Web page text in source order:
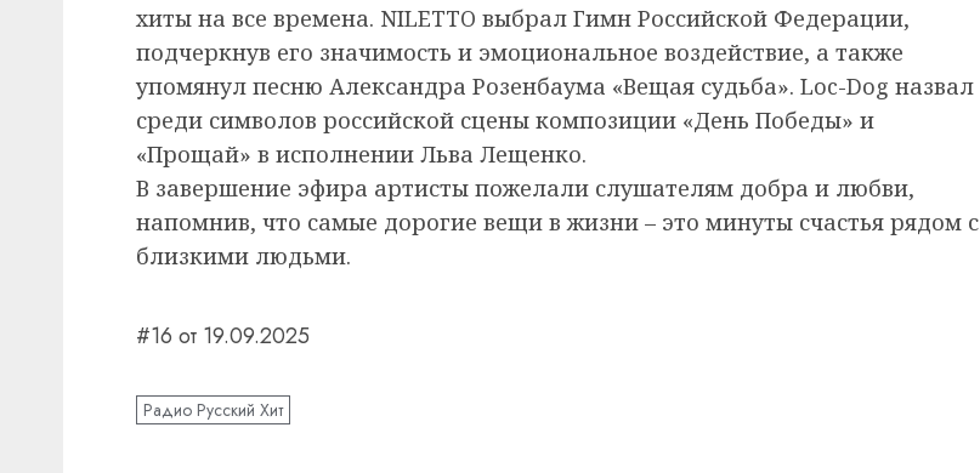
хиты на все времена. NILETTO выбрал Гимн Российской Федерации,
подчеркнув его значимость и эмоциональное воздействие, а также
упомянул песню Александра Розенбаума «Вещая судьба». Loc-Dog назвал
среди символов российской сцены композиции «День Победы» и
«Прощай» в исполнении Льва Лещенко.
В завершение эфира артисты пожелали слушателям добра и любви,
напомнив, что самые дорогие вещи в жизни – это минуты счастья рядом с
близкими людьми.
#16 от 19.09.2025
Радио Русский Хит